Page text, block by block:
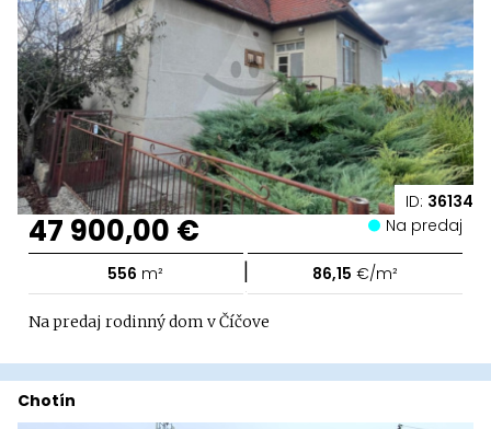
ID: 36134
47 900,00 € Na predaj
556 m² | 86,15 €/m²
Na predaj rodinný dom v Číčove
Chotín